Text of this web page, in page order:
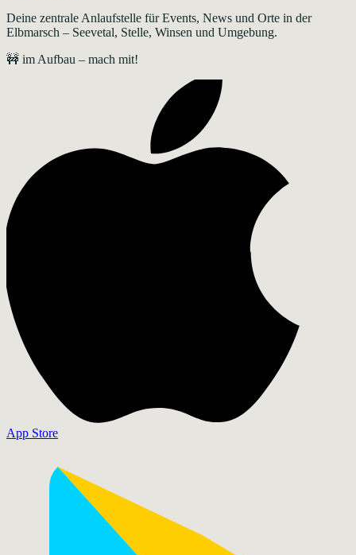
Deine zentrale Anlaufstelle für Events, News und Orte in der
Elbmarsch – Seevetal, Stelle, Winsen und Umgebung.
🚧 im Aufbau – mach mit!
App Store